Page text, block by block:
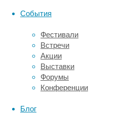
События
Фестивали
Встречи
Акции
Выставки
Форумы
Конференции
Блог
—
озере
Коллабона
находили
останки
Genyornis
newtoni,